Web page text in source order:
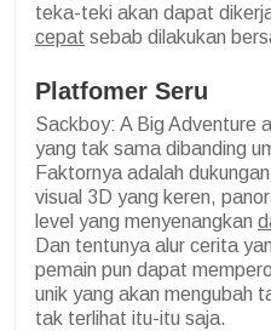
teka-teki akan dapat
cepat sebab dilakukan
Platfomer Seru
Sackboy: A Big Adventure
yang tak sama dibanding
Faktornya adalah
visual 3D yang keren,
level yang menyenangkan
Dan tentunya alur cerita
pemain pun dapat
unik yang akan mengubah
tak terlihat itu-itu saja.